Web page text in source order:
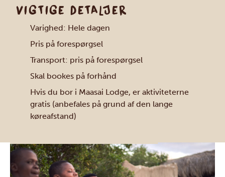
VIGTIGE DETALJER
Varighed: Hele dagen
Pris på forespørgsel
Transport: pris på forespørgsel
Skal bookes på forhånd
Hvis du bor i Maasai Lodge, er aktiviteterne
gratis (anbefales på grund af den lange
køreafstand)